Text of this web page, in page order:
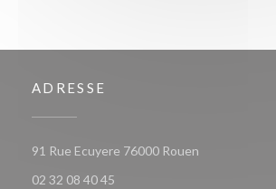
ADRESSE
91 Rue Ecuyere 76000 Rouen
02 32 08 40 45